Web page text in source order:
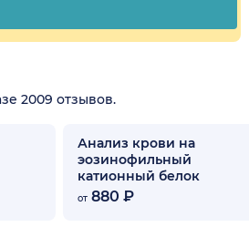
2009 отзывов.
Анализ крови на
эозинофильный
катионный белок
от880 ₽